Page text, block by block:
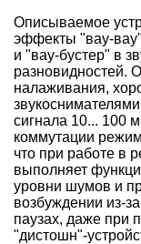
Описываемое
эффекты "вау-
и "вау-бустер" в
разновидностей.
налаживания,
сигнала 10... 100
коммутации
что при работе в
выполняет
уровни шумов и
возбуждении из-
паузах, даже при
"дистошн"-